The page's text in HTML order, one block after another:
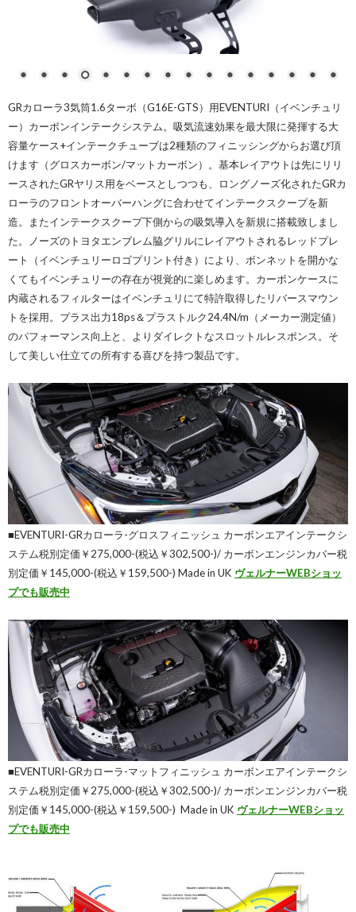
GRカローラ3気筒1.6ターボ（G16E-GTS）用EVENTURI（イベンチュリ
ー）カーボンインテークシステム。 吸気流速効果を最大限に発揮する大
容量ケース+インテークチューブは2種類のフィニッシングからお選び頂
けます（グロスカーボン/マットカーボン）。基本レイアウトは先にリリ
ースされたGRヤリス用をベースとしつつも、ロングノーズ化されたGRカ
ローラのフロントオーバーハングに合わせてインテークスクープを新
造。またインテークスクープ下側からの吸気導入を新規に搭載致しまし
た。ノーズのトヨタエンブレム脇グリルにレイアウトされるレッドプレ
ート（イベンチュリーロゴプリント付き）により、ボンネットを開かな
くてもイベンチュリーの存在が視覚的に楽しめます。カーボンケースに
内蔵されるフィルターはイベンチュリにて特許取得したリバースマウン
トを採用。プラス出力18ps＆プラストルク24.4N/m（メーカー測定値）
のパフォーマンス向上と、よりダイレクトなスロットルレスポンス。そ
して美しい仕立ての所有する喜びを持つ製品です。
■EVENTURI-GRカローラ-グロスフィニッシュ カーボンエアインテークシ
ステム税別定価￥275,000-(税込￥302,500-)/ カーボンエンジンカバー税
別定価￥145,000-(税込￥159,500-) Made in UK ヴェルナーWEBショッ
プでも販売中
■EVENTURI-GRカローラ-マットフィニッシュ カーボンエアインテークシ
ステム税別定価￥275,000-(税込￥302,500-)/ カーボンエンジンカバー税
別定価￥145,000-(税込￥159,500-) Made in UK ヴェルナーWEBショッ
プでも販売中